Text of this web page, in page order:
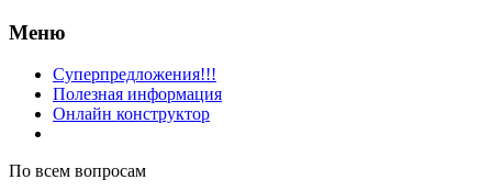
Меню
Суперпредложения!!!
Полезная информация
Онлайн конструктор
По всем вопросам